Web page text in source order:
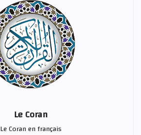
Le Coran
Le Coran en français